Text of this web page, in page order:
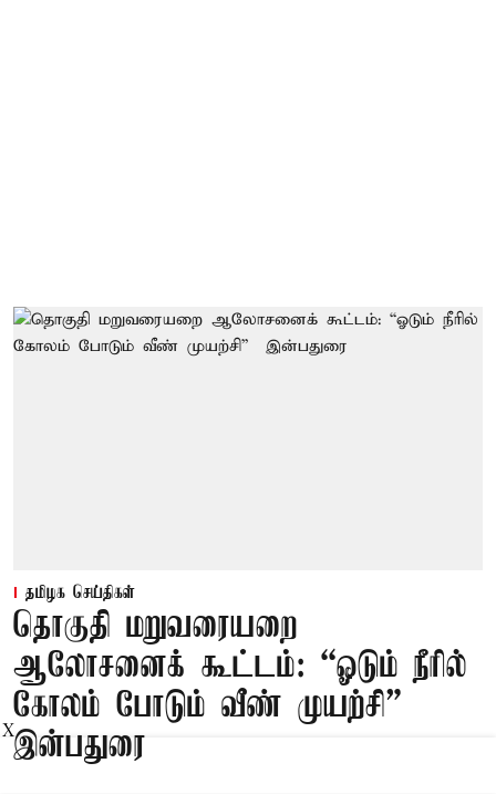
தமிழக செய்திகள்
தொகுதி மறுவரையறை
ஆலோசனைக் கூட்டம்: “ஓடும் நீரில்
கோலம் போடும் வீண் முயற்சி” –
இன்பதுரை
X